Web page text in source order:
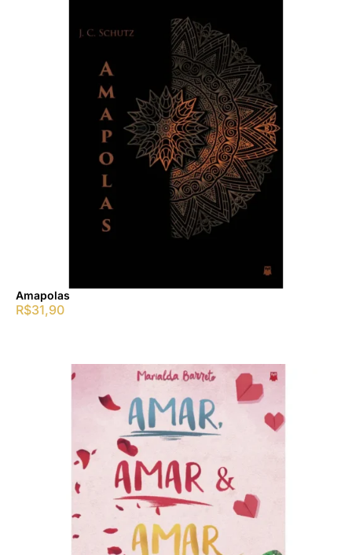
Amapolas
R$31,90